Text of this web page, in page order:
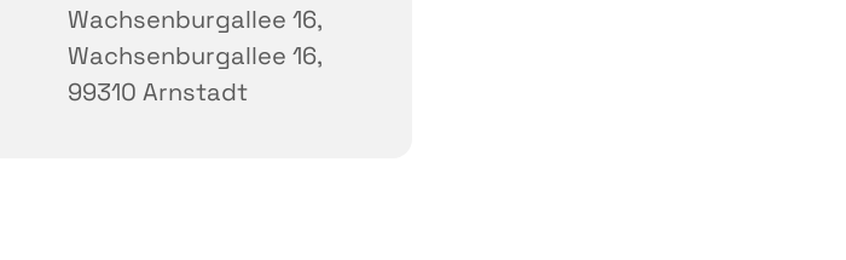
Wachsenburgallee 16,
Wachsenburgallee 16,
99310 Arnstadt